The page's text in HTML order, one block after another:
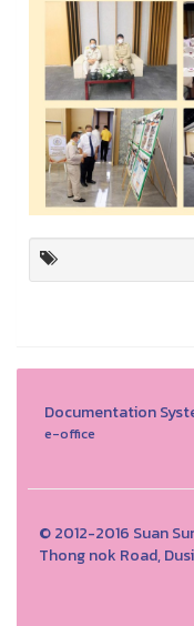
Documentation
e-office
© 2012-2016 Suan
Thong nok Road,